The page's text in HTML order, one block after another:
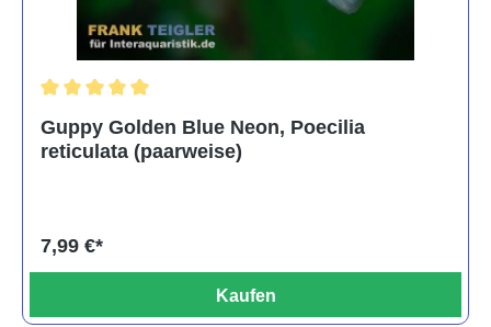
Guppy Golden Blue Neon, Poecilia
reticulata (paarweise)
7,99 €*
Kaufen